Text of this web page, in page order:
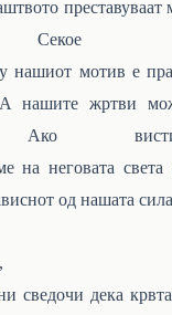
преставуваат
Секое
нашиот мотив е
нашите жртви
Ако
на неговата света
од нашата
сведочи дека